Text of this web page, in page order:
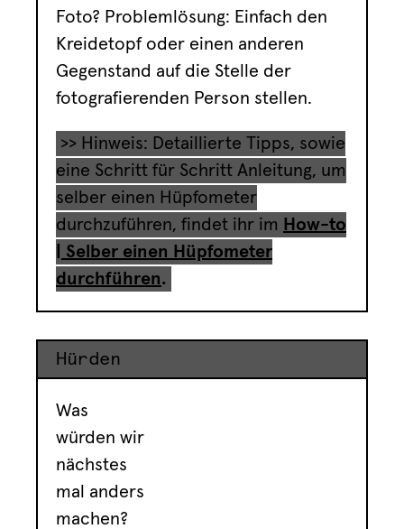
Foto? Problemlösung: Einfach den
Kreidetopf oder einen anderen
Gegenstand auf die Stelle der
fotografierenden Person stellen.
>> Hinweis: Detaillierte Tipps, sowie
eine Schritt für Schritt Anleitung, um
selber einen Hüpfometer
durchzuführen, findet ihr im How-to
| Selber einen Hüpfometer
durchführen.
Hürden
Was
würden wir
nächstes
mal anders
machen?